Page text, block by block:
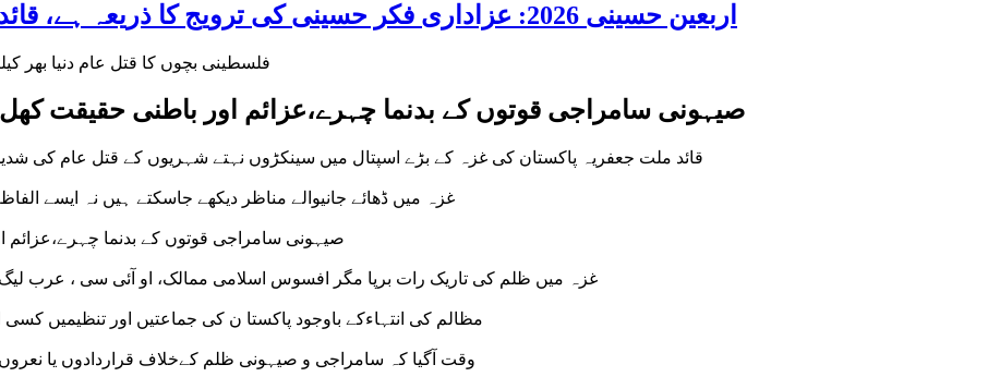
اربعین حسینی 2026: عزاداری فکر حسینی کی ترویج کا ذریعہ ہے، قائد ملت جعفریہ آیت اللہ سید ساجد علی نقوی
صیہونی سامراجی قوتوں کے بدنما چہرے،عزائم اور باطنی حقیقت
قائد ملت جعفریہ پاکستان کی غزہ کے بڑے اسپتال میں سینکڑوں نہتے شہریوں کے قتل عام کی
غزہ میں ڈھائے جانیوالے مناظر دیکھے جاسکتے ہیں نہ ایسے
صیہونی سامراجی قوتوں کے بدنما چہرے،عزائم
غزہ میں ظلم کی تاریک رات برپا مگر افسوس اسلامی ممالک، او آئی سی ، عرب
مظالم کی انتہاءکے باوجود پاکستا ن کی جماعتیں اور تنظیمیں